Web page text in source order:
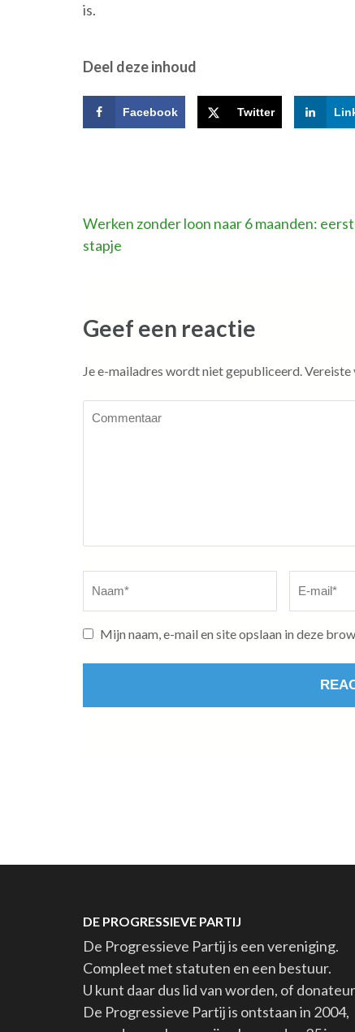
is.
Deel deze inhoud
Facebook Twitter
Bericht
navigatie
Werken zonder loon naar 6 maanden:
stapje
Geef een reactie
Je e-mailadres wordt niet gepubliceerd. Vereiste
mail*
Mijn naam, e-mail en site opslaan in deze
DE PROGRESSIEVE PARTIJ
De Progressieve Partij is een vereniging.
Compleet met statuten en een bestuur.
U kunt daar dus lid van worden, of
De Progressieve Partij is ontstaan in 2004,